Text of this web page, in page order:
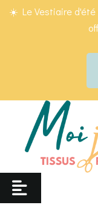
☀️ Le Vestiaire d'été